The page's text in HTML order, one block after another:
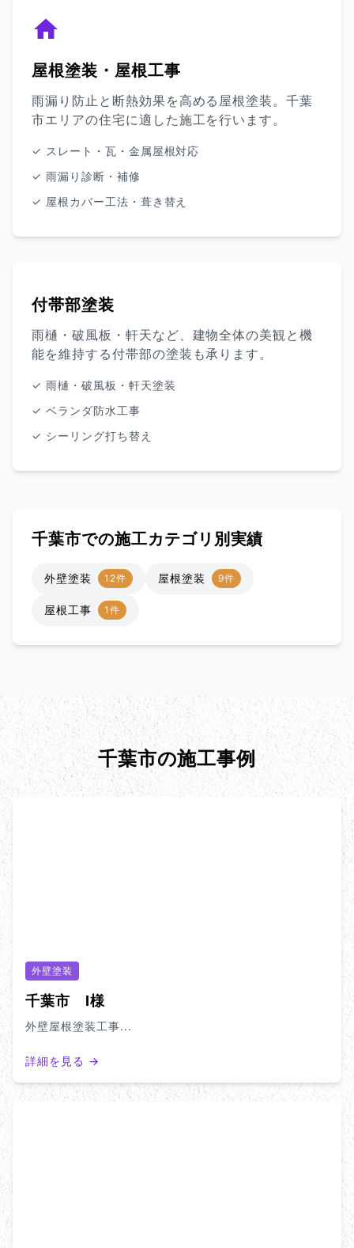
屋根塗装・屋根工事
雨漏り防止と断熱効果を高める屋根塗装。千葉
市エリアの住宅に適した施工を行います。
✓ スレート・瓦・金属屋根対応
✓ 雨漏り診断・補修
✓ 屋根カバー工法・葺き替え
付帯部塗装
雨樋・破風板・軒天など、建物全体の美観と機
能を維持する付帯部の塗装も承ります。
✓ 雨樋・破風板・軒天塗装
✓ ベランダ防水工事
✓ シーリング打ち替え
千葉市での施工カテゴリ別実績
外壁塗装 12件 屋根塗装 9件
屋根工事 1件
千葉市の施工事例
外壁塗装
千葉市 I様
外壁屋根塗装工事...
詳細を見る →